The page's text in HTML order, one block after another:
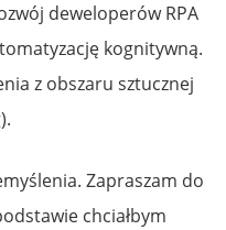
deweloperów RPA
kognitywną.
z obszaru sztucznej
Zapraszam do
chciałbym